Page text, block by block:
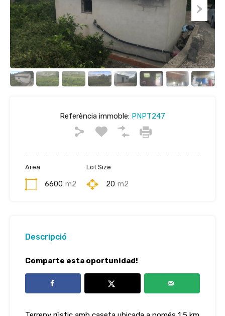
Referència immoble: PNPT247
Area
6600 m2
Lot Size
20 m2
Descripció
Comparte esta oportunidad!